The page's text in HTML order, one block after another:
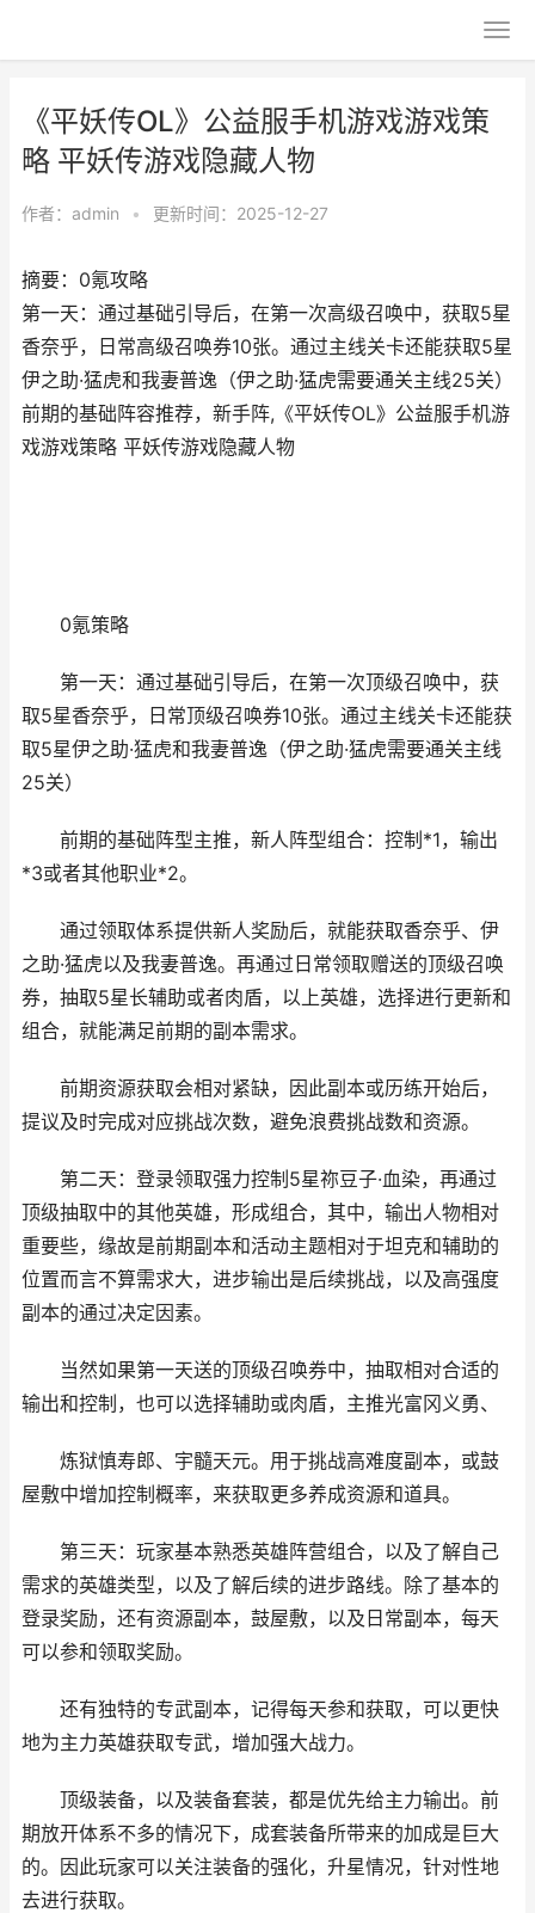
《平妖传OL》公益服手机游戏游戏策
略 平妖传游戏隐藏人物
作者： admin • 更新时间：2025-12-27
摘要：0氪攻略
第一天：通过基础引导后，在第一次高级召唤中，获取5星
香奈乎，日常高级召唤券10张。通过主线关卡还能获取5星
伊之助·猛虎和我妻普逸（伊之助·猛虎需要通关主线25关）
前期的基础阵容推荐，新手阵,《平妖传OL》公益服手机游
戏游戏策略 平妖传游戏隐藏人物
0氪策略
第一天：通过基础引导后，在第一次顶级召唤中，获
取5星香奈乎，日常顶级召唤券10张。通过主线关卡还能获
取5星伊之助·猛虎和我妻普逸（伊之助·猛虎需要通关主线
25关）
前期的基础阵型主推，新人阵型组合：控制*1，输出
*3或者其他职业*2。
通过领取体系提供新人奖励后，就能获取香奈乎、伊
之助·猛虎以及我妻普逸。再通过日常领取赠送的顶级召唤
券，抽取5星长辅助或者肉盾，以上英雄，选择进行更新和
组合，就能满足前期的副本需求。
前期资源获取会相对紧缺，因此副本或历练开始后，
提议及时完成对应挑战次数，避免浪费挑战数和资源。
第二天：登录领取强力控制5星祢豆子·血染，再通过
顶级抽取中的其他英雄，形成组合，其中，输出人物相对
重要些，缘故是前期副本和活动主题相对于坦克和辅助的
位置而言不算需求大，进步输出是后续挑战，以及高强度
副本的通过决定因素。
当然如果第一天送的顶级召唤券中，抽取相对合适的
输出和控制，也可以选择辅助或肉盾，主推光富冈义勇、
炼狱慎寿郎、宇髓天元。用于挑战高难度副本，或鼓
屋敷中增加控制概率，来获取更多养成资源和道具。
第三天：玩家基本熟悉英雄阵营组合，以及了解自己
需求的英雄类型，以及了解后续的进步路线。除了基本的
登录奖励，还有资源副本，鼓屋敷，以及日常副本，每天
可以参和领取奖励。
还有独特的专武副本，记得每天参和获取，可以更快
地为主力英雄获取专武，增加强大战力。
顶级装备，以及装备套装，都是优先给主力输出。前
期放开体系不多的情况下，成套装备所带来的加成是巨大
的。因此玩家可以关注装备的强化，升星情况，针对性地
去进行获取。